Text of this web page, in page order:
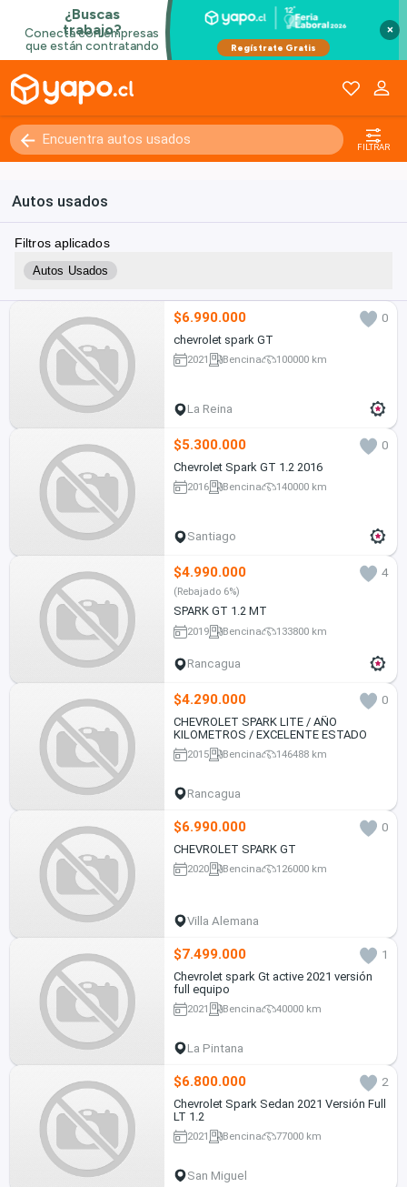
×
FILTRAR
Autos usados
Filtros aplicados
Autos Usados
$6.990.000
0
chevrolet spark GT
2021 Bencina 100000 km
La Reina
$5.300.000
0
Chevrolet Spark GT 1.2 2016
2016 Bencina 140000 km
Santiago
$4.990.000 4
(Rebajado 6%)
SPARK GT 1.2 MT
2019 Bencina 133800 km
Rancagua
$4.290.000
0
CHEVROLET SPARK LITE / AÑO
KILOMETROS / EXCELENTE ESTADO
2015 Bencina 146488 km
Rancagua
$6.990.000
0
CHEVROLET SPARK GT
2020 Bencina 126000 km
Villa Alemana
$7.499.000
1
Chevrolet spark Gt active 2021 versión
full equipo
2021 Bencina 40000 km
La Pintana
$6.800.000
2
Chevrolet Spark Sedan 2021 Versión Full
LT 1.2
2021 Bencina 77000 km
San Miguel